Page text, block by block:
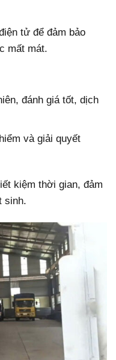
tử để đảm bảo
mất mát.
đánh giá tốt, dịch
và giải quyết
kiệm thời gian, đảm
sinh.